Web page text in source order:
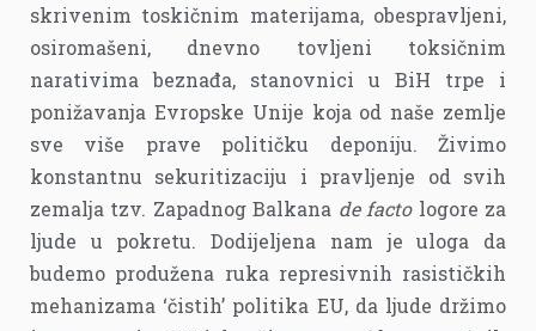
skrivenim toskičnim materijama, obespravljeni,
osiromašeni, dnevno tovljeni toksičnim
narativima beznađa, stanovnici u BiH trpe i
ponižavanja Evropske Unije koja od naše zemlje
sve više prave političku deponiju. Živimo
konstantnu sekuritizaciju i pravljenje od svih
zemalja tzv. Zapadnog Balkana de factologore za
ljude u pokretu. Dodijeljena nam je uloga da
budemo produžena ruka represivnih rasističkih
mehanizama ‘čistih’ politika EU, da ljude držimo